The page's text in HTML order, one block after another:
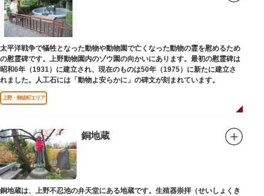
太平洋戦争で犠牲となった動物や動物園で亡くなった動物の霊を慰めるため
の慰霊碑です。上野動物園内のゾウ園の向かいにあります。最初の慰霊碑は
昭和6年（1931）に建立され、現在のものは50年（1975）に新たに建立さ
れました。人工石には「動物よ安らかに」の碑文が刻まれています。
上野・御徒町エリア
銅地蔵
銅地蔵は、上野不忍池の弁天堂にある地蔵です。生殖器崇拝（せいしょくき